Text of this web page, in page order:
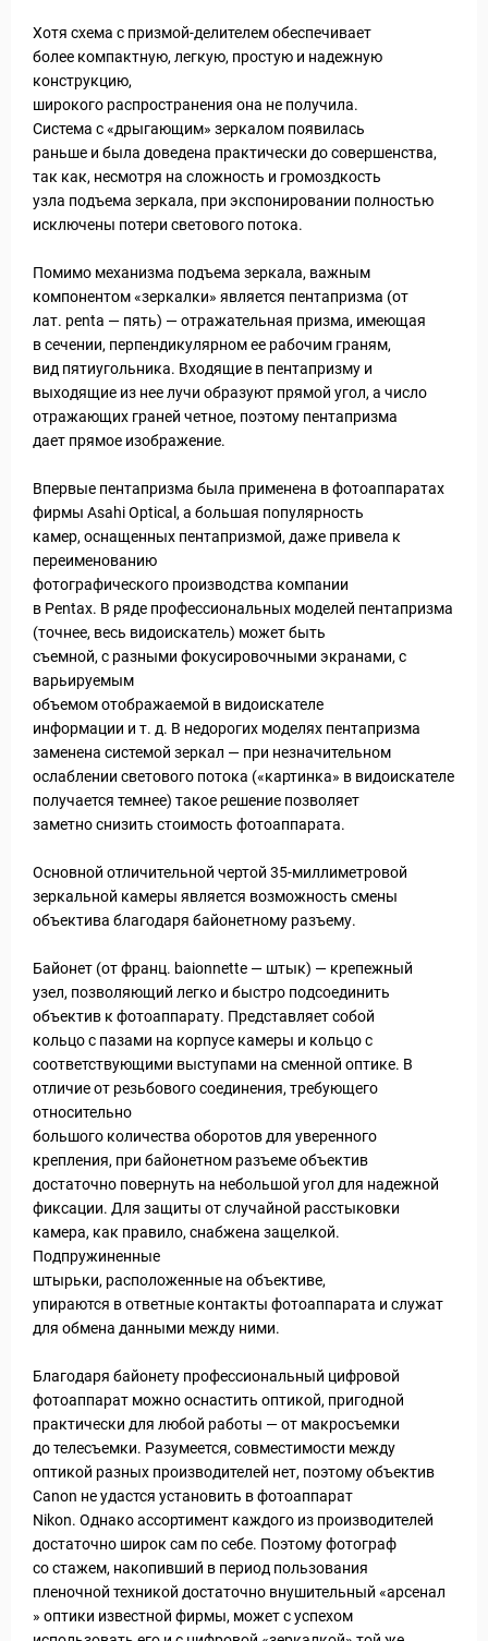
Путеводитель по
Хотя схема с призмой-делителем обеспечивает
более компактную, легкую, простую и надежную
конструкцию,
широкого распространения она не получила.
Система с «дрыгающим» зеркалом появилась
раньше и была доведена практически до совершенства,
так как, несмотря на сложность и громоздкость
узла подъема зеркала, при экспонировании полностью
исключены потери светового потока.
Помимо механизма подъема зеркала, важным
компонентом «зеркалки» является пентапризма (от
лат. penta — пять) — отражательная призма, имеющая
в сечении, перпендикулярном ее рабочим граням,
вид пятиугольника. Входящие в пентапризму и
выходящие из нее лучи образуют прямой угол, а число
отражающих граней четное, поэтому пентапризма
дает прямое изображение.
Впервые пентапризма была применена в фотоаппаратах
фирмы Asahi Optical, а большая популярность
камер, оснащенных пентапризмой, даже привела к
переименованию
фотографического производства компании
в Pentax. В ряде профессиональных моделей пентапризма
(точнее, весь видоискатель) может быть
съемной, с разными фокусировочными экранами, с
варьируемым
объемом отображаемой в видоискателе
информации и т. д. В недорогих моделях пентапризма
заменена системой зеркал — при незначительном
ослаблении светового потока («картинка» в видоискателе
получается темнее) такое решение позволяет
заметно снизить стоимость фотоаппарата.
Основной отличительной чертой 35-миллиметровой
зеркальной камеры является возможность смены
объектива благодаря байонетному разъему.
Байонет (от франц. baionnette — штык) — крепежный
узел, позволяющий легко и быстро подсоединить
объектив к фотоаппарату. Представляет собой
кольцо с пазами на корпусе камеры и кольцо с
соответствующими выступами на сменной оптике. В
отличие от резьбового соединения, требующего
относительно
большого количества оборотов для уверенного
крепления, при байонетном разъеме объектив
достаточно повернуть на небольшой угол для надежной
фиксации. Для защиты от случайной расстыковки
камера, как правило, снабжена защелкой.
Подпружиненные
штырьки, расположенные на объективе,
упираются в ответные контакты фотоаппарата и служат
для обмена данными между ними.
Благодаря байонету профессиональный цифровой
фотоаппарат можно оснастить оптикой, пригодной
практически для любой работы — от макросъемки
до телесъемки. Разумеется, совместимости между
оптикой разных производителей нет, поэтому объектив
Canon не удастся установить в фотоаппарат
Nikon. Однако ассортимент каждого из производителей
достаточно широк сам по себе. Поэтому фотограф
со стажем, накопивший в период пользования
пленочной техникой достаточно внушительный «арсенал
» оптики известной фирмы, может с успехом